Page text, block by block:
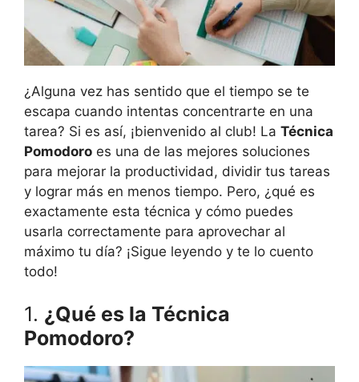
¿Alguna vez has sentido que el tiempo se te
escapa cuando intentas concentrarte en una
tarea? Si es así, ¡bienvenido al club! La Técnica
Pomodoro es una de las mejores soluciones
para mejorar la productividad, dividir tus tareas
y lograr más en menos tiempo. Pero, ¿qué es
exactamente esta técnica y cómo puedes
usarla correctamente para aprovechar al
máximo tu día? ¡Sigue leyendo y te lo cuento
todo!
1. ¿Qué es la Técnica
Pomodoro?